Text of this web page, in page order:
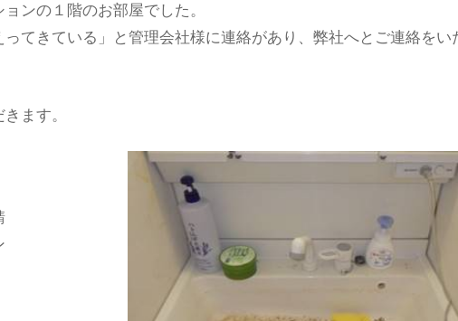
ンの１階のお部屋でした。
てきている」と管理会社様に連絡があり、弊社へとご連絡をい
ます。